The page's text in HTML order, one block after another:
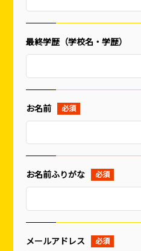
釘 ロープ・チェーン シー
養生 ワイヤー・番線 仮設
現場用品・保安用品 建築金
基礎用部材 土木資材 テープ
シーリング剤・接着剤・ス
カタログ
家、マンションを
コンクリート
（型枠工事）
イベント設置・
バリケード（保安）
最終学歴（学校名・学歴）
お名前
お名前ふりがな
メールアドレス